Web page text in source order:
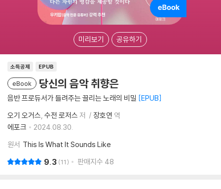
미리보기 공유하기
소득공제 EPUB
eBook 당신의 음악 취향은
음반 프로듀서가 들려주는 끌리는 노래의 비밀 EPUB
오기 오거스 수전 로저스 저 장호연 역
에포크
2024.08.30.
원서 This Is What It Sounds Like
9.3 11 판매지수 48